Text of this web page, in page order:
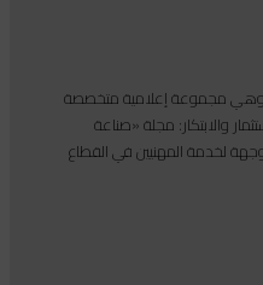
مجموعة إندوستريكوم عام 2013، وهي مجموعة إعلامية متخصصة
والابتكار: مجلة «صناعة
لخدمة المهنيين في القطاع